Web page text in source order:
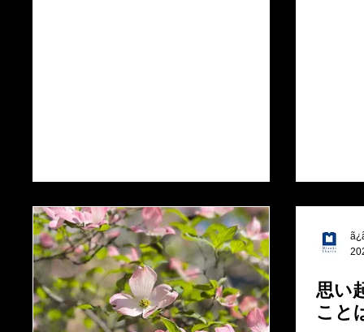
思い
こと